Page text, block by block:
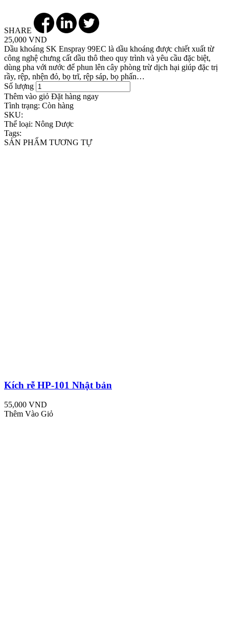
SHARE
25,000 VND
Dầu khoáng SK Enspray 99EC là dầu khoáng được chiết xuất từ
công nghệ chưng cất dầu thô theo quy trình và yêu cầu đặc biệt,
dùng pha với nước để phun lên cây phòng trừ dịch hại giúp đặc trị
rầy, rệp, nhện đỏ, bọ trĩ, rệp sáp, bọ phấn…
Số lượng
Thêm vào giỏ Đặt hàng ngay
Tình trạng: Còn hàng
SKU:
Thể loại: Nông Dược
Tags:
SẢN PHẨM TƯƠNG TỰ
Kích rễ HP-101 Nhật bản
55,000 VND
Thêm Vào Giỏ